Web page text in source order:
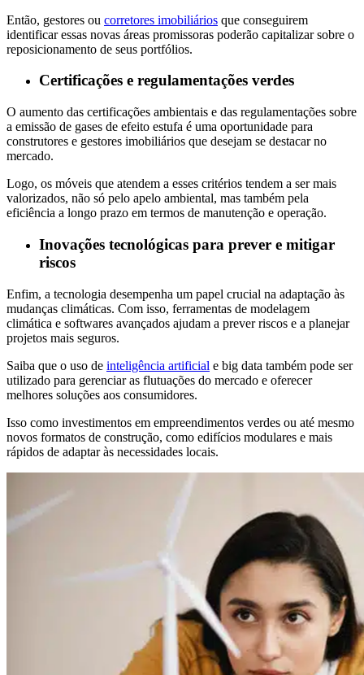
Então, gestores ou corretores imobiliários que conseguirem
identificar essas novas áreas promissoras poderão capitalizar sobre o
reposicionamento de seus portfólios.
Certificações e regulamentações verdes
O aumento das certificações ambientais e das regulamentações sobre
a emissão de gases de efeito estufa é uma oportunidade para
construtores e gestores imobiliários que desejam se destacar no
mercado.
Logo, os móveis que atendem a esses critérios tendem a ser mais
valorizados, não só pelo apelo ambiental, mas também pela
eficiência a longo prazo em termos de manutenção e operação.
Inovações tecnológicas para prever e mitigar
riscos
Enfim, a tecnologia desempenha um papel crucial na adaptação às
mudanças climáticas. Com isso, ferramentas de modelagem
climática e softwares avançados ajudam a prever riscos e a planejar
projetos mais seguros.
Saiba que o uso de inteligência artificial e big data também pode ser
utilizado para gerenciar as flutuações do mercado e oferecer
melhores soluções aos consumidores.
Isso como investimentos em empreendimentos verdes ou até mesmo
novos formatos de construção, como edifícios modulares e mais
rápidos de adaptar às necessidades locais.